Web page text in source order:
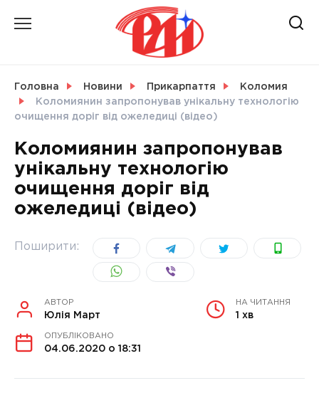
СВІТ
УКРАЇНА
Головна Новини Прикарпаття
Коломия
Коломиянин запропонував унікальну технологію
очищення доріг від ожеледиці (відео)
Коломиянин запропонував
унікальну технологію
очищення доріг від
ожеледиці (відео)
Поширити:
АВТОР
Юлія Март
НА ЧИТАННЯ
1 хв
ОПУБЛІКОВАНО
04.06.2020 о 18:31